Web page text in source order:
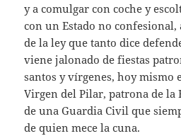
y a comulgar con coche y
con un Estado no
de la ley que tanto dice
viene jalonado de fiestas
santos y vírgenes, hoy mismo
Virgen del Pilar, patrona de
de una Guardia Civil que
de quien mece la cuna.